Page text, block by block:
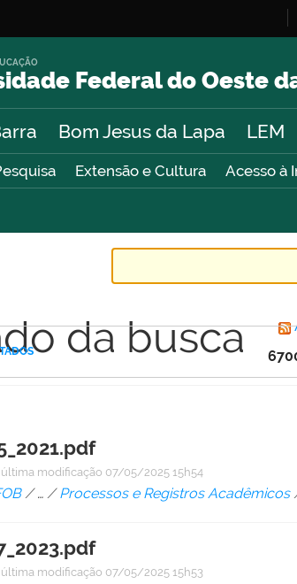
Federal do Oeste
Bom Jesus da Lapa LEM
Extensão e Cultura Acesso à
da busca
última modificação 07/05/2025 15h54
/…/Processos e Registros Acadêmicos
última modificação 07/05/2025 15h53